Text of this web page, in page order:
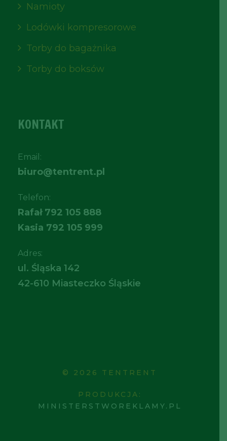
Namioty
Lodówki kompresorowe
Torby do bagażnika
Torby do boksów
KONTAKT
Email:
biuro@tentrent.pl
Telefon:
Rafał 792 105 888
Kasia 792 105 999
Adres:
ul. Śląska 142
42-610 Miasteczko Śląskie
© 2026 TENTRENT
PRODUKCJA:
MINISTERSTWOREKLAMY.PL